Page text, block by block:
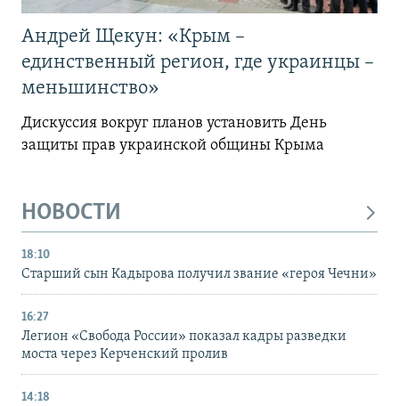
Андрей Щекун: «Крым –
единственный регион, где украинцы –
меньшинство»
Дискуссия вокруг планов установить День
защиты прав украинской общины Крыма
НОВОСТИ
18:10
Старший сын Кадырова получил звание «героя Чечни»
16:27
Легион «Свобода России» показал кадры разведки
моста через Керченский пролив
14:18